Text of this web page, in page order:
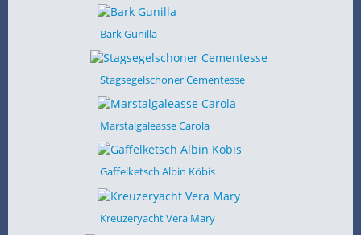
Bark Gunilla
Stagsegelschoner Cementesse
Marstalgaleasse Carola
Gaffelketsch Albin Köbis
Kreuzeryacht Vera Mary